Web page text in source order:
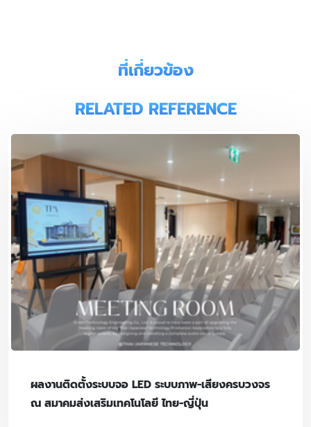
ที่เกี่ยวข้อง
RELATED REFERENCE
ผลงานติดตั้งระบบจอ LED ระบบภาพ-เสียงครบวงจร
ณ สมาคมส่งเสริมเทคโนโลยี ไทย-ญี่ปุ่น